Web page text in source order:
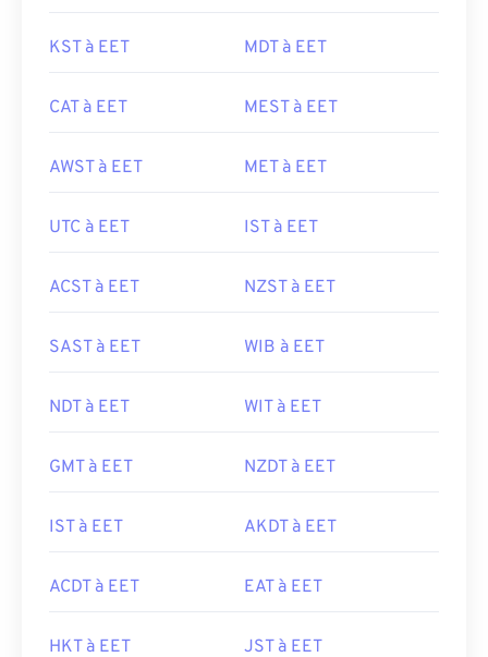
KST à EET MDT à EET
CAT à EET MEST à EET
AWST à EET MET à EET
UTC à EET IST à EET
ACST à EET NZST à EET
SAST à EET WIB à EET
NDT à EET WIT à EET
GMT à EET NZDT à EET
IST à EET AKDT à EET
ACDT à EET EAT à EET
HKT à EET JST à EET